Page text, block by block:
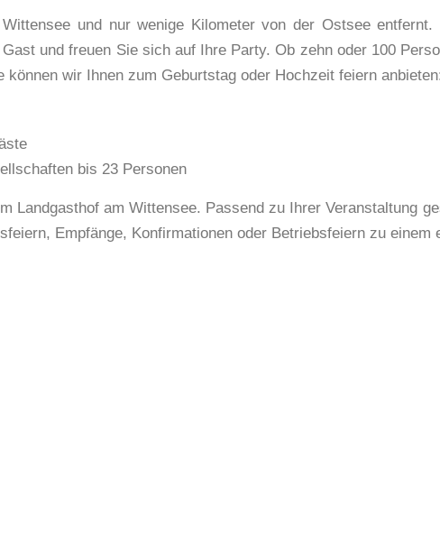
und nur wenige Kilometer von der Ostsee
und freuen Sie sich auf Ihre Party. Ob zehn oder 100
wir Ihnen zum Geburtstag oder Hochzeit feiern
bis 23 Personen
Landgasthof am Wittensee. Passend zu Ihrer Veranstaltung
Empfänge, Konfirmationen oder Betriebsfeiern zu einem